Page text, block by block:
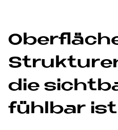
die
fühl­bar ist